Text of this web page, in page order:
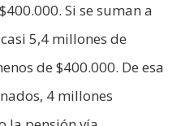
Si se suman a
5,4 millones de
de $400.000. De esa
4 millones